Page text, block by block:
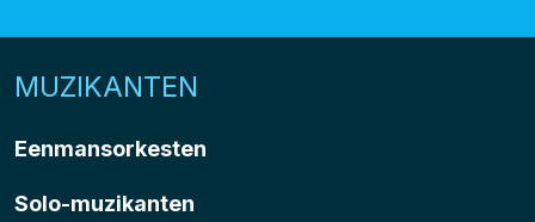
MUZIKANTEN
Eenmansorkesten
Solo-muzikanten